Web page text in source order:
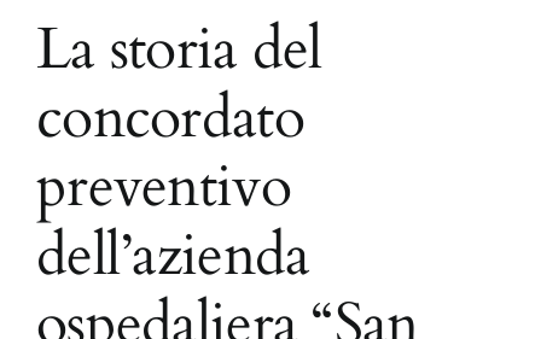
La storia del
concordato
preventivo
dell’azienda